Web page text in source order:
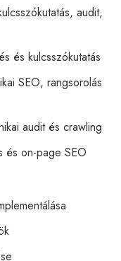
audit,
és kulcsszókutatás
SEO, rangsorolás
audit és crawling
és on-page SEO